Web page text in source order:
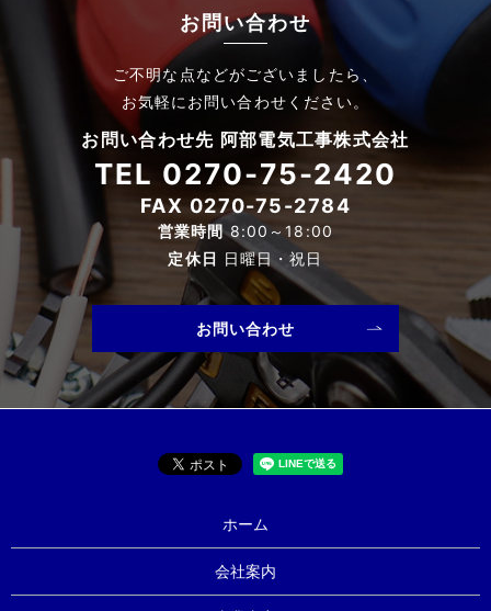
お問い合わせ
ご不明な点などがございましたら、
お気軽にお問い合わせください。
お問い合わせ先 阿部電気工事株式会社
TEL 0270-75-2420
FAX 0270-75-2784
営業時間8:00～18:00
定休日 日曜日・祝日
お問い合わせ
ホーム
会社案内